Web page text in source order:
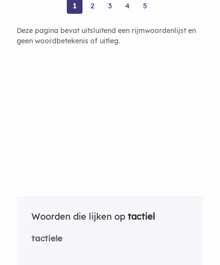
1 2 3 4 5
Deze pagina bevat uitsluitend een rijmwoordenlijst en
geen woordbetekenis of uitleg.
Woorden die lijken op tactiel
tactiele